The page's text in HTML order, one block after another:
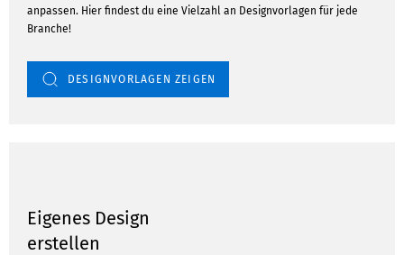
anpassen. Hier findest du eine Vielzahl an Designvorlagen für jede
Branche!
DESIGNVORLAGEN ZEIGEN
Eigenes Design
erstellen